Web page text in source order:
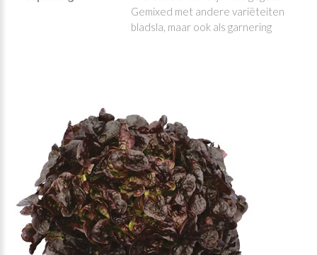
Gemixed met andere variëteiten
bladsla, maar ook als garnering